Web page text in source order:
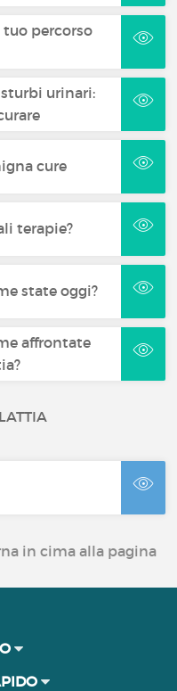
percorso
urinari:
cure
terapie?
state oggi?
affrontate
in cima alla pagina